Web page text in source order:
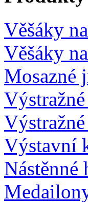
Věšáky
Věšáky
Mosazné
Výstavní
Nástěnné